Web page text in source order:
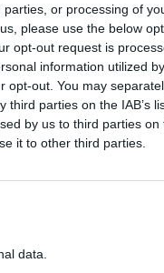
or processing of
please use the below
opt-out request is
information utilized
opt-out. You may
parties on the IAB’s
by us to third parties on
it to other third parties.
data.